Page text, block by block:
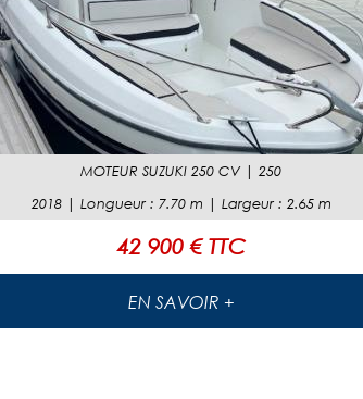
MOTEUR SUZUKI 250 CV| 250
2018| Longueur: 7.70m | Largeur: 2.65m
42 900 € TTC
EN SAVOIR +